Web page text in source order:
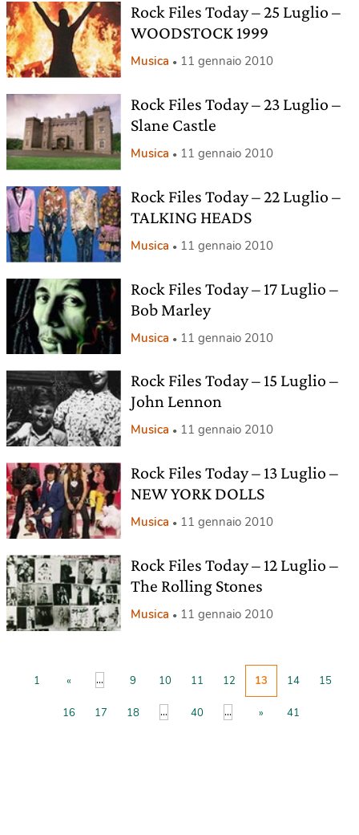
Rock Files Today – 25 Luglio –
WOODSTOCK 1999
Musica 11 gennaio 2010
Rock Files Today – 23 Luglio –
Slane Castle
Musica 11 gennaio 2010
Rock Files Today – 22 Luglio –
TALKING HEADS
Musica 11 gennaio 2010
Rock Files Today – 17 Luglio –
Bob Marley
Musica 11 gennaio 2010
Rock Files Today – 15 Luglio –
John Lennon
Musica 11 gennaio 2010
Rock Files Today – 13 Luglio –
NEW YORK DOLLS
Musica 11 gennaio 2010
Rock Files Today – 12 Luglio –
The Rolling Stones
Musica 11 gennaio 2010
1 « ... 9 10 11 12 13 14 15
16 17 18 ... 40 ... » 41